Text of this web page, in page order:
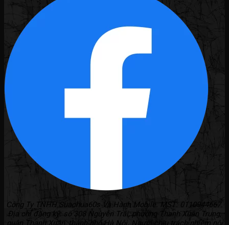
Công Ty TNHH Suachua60s Và Hành Mobile. MST: 0110944667.
Địa chỉ đăng ký: số 308 Nguyễn Trãi, phường Thanh Xuân Trung,